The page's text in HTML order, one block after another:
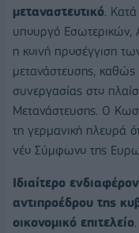
μεταναστευτικό.
υπουργό Εσωτερικών,
η κοινή προσέγγιση
μετανάστευσης, καθώς
συνεργασίας στο
Μετανάστευσης. Ο
τη γερμανική πλευρά
νέο Σύμφωνο της
Ιδιαίτερο
αντιπροέδρου της
οικονομικό επιτελείο